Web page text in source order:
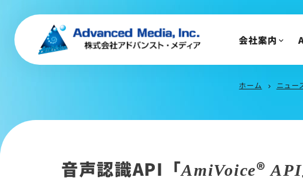
トップメッセージ
会社沿革
サステナビリティ
メディア
イベント
会社案内
ホーム chevron_right ニュー
音声認識API「AmiVoice®API